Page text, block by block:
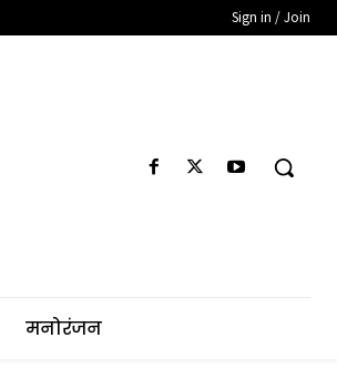
Sign in / Join
मनोरंजन